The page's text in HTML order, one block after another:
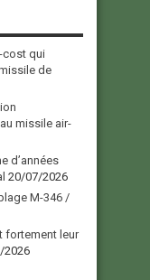
cost qui
de
missile air-
d’années
20/07/2026
M-346 /
fortement leur
2026